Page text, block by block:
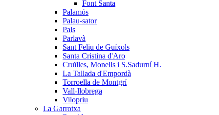
Font Santa
Palamós
Palau-sator
Pals
Parlavà
Sant Feliu de Guíxols
Santa Cristina d'Aro
Cruïlles, Monells i S.Sadurní H.
La Tallada d'Empordà
Torroella de Montgrí
Vall-llobrega
Vilopriu
La Garrotxa